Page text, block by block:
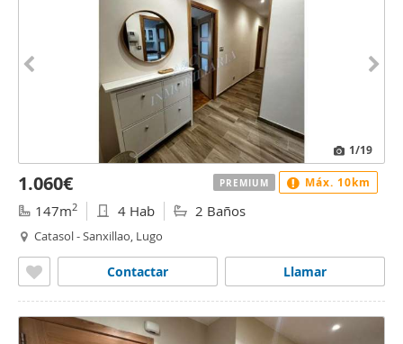
1/19
1.060€
147m2 4 Hab 2 Baños
Catasol - Sanxillao, Lugo
Llamar
Contactar
PREMIUM Máx. 10km